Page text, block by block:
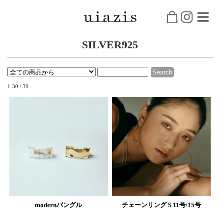
SILVER925
1-30 / 30
modernバングル
チェーンリング S 11号/15号